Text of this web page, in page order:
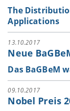
The
Applications
13.10.2017
Neue
Das BaGBeM
09.10.2017
Nobel Preis